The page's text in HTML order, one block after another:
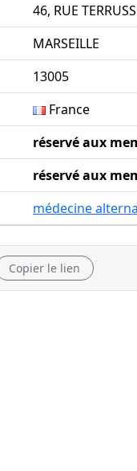
46, RUE
MARSEILLE
13005
France
réservé aux
réservé aux
médecine
Copier le lien